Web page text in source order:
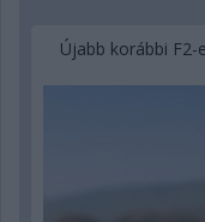
Újabb korábbi